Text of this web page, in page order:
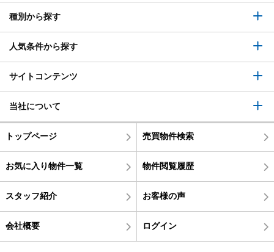
種別から探す
人気条件から探す
サイトコンテンツ
当社について
トップページ 売買物件検索
お気に入り物件一覧 物件閲覧履歴
スタッフ紹介 お客様の声
会社概要 ログイン